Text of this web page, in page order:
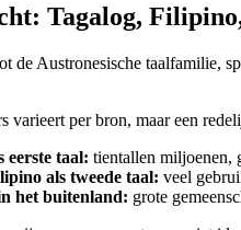
Tagalog,
de Austronesische taalfamilie,
varieert per bron, maar een
eerste taal: tientallen miljoenen,
als tweede taal: veel
het buitenland: grote